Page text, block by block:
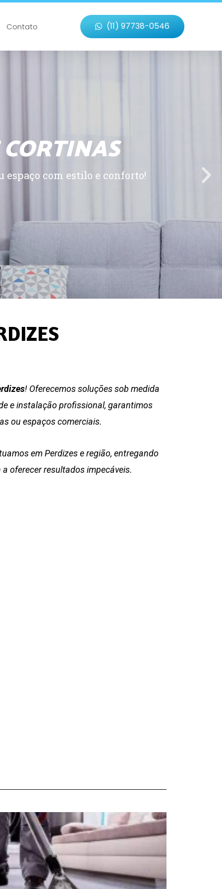
Contato (11) 97738-0546
espaço com estilo e conforto!
! Oferecemos soluções sob medida
e instalação profissional, garantimos
ou espaços comerciais.
em Perdizes e região, entregando
oferecer resultados impecáveis.